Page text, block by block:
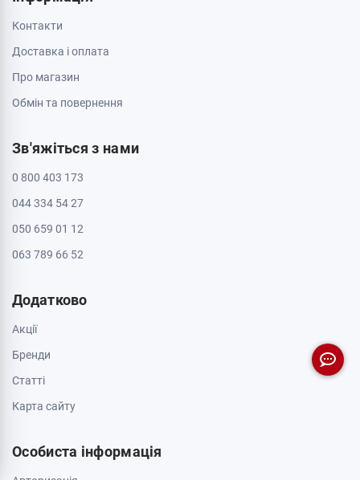
Контакти
Доставка і оплата
Про магазин
Обмін та повернення
Зв'яжіться з нами
0 800 403 173
044 334 54 27
050 659 01 12
063 789 66 52
Додатково
Акції
Бренди
Cтатті
Карта сайту
Особиста інформація